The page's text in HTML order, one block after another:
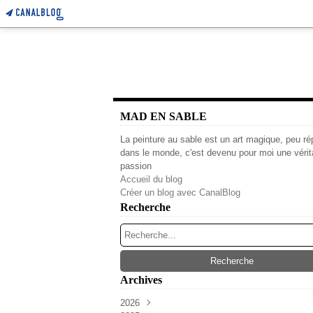
MAD EN SABLE
La peinture au sable est un art magique, peu
dans le monde, c'est devenu pour moi une
passion
Accueil du blog
Créer un blog avec CanalBlog
Recherche
Archives
2026